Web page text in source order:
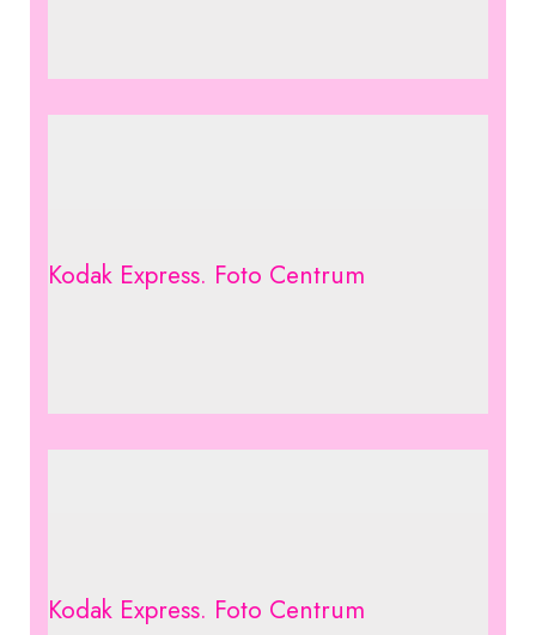
Kodak Express. Foto Centrum
Kodak Express. Foto Centrum